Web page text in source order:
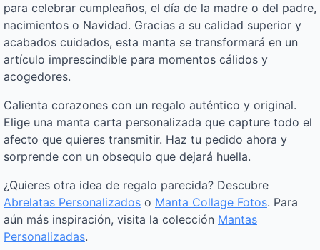
para celebrar cumpleaños, el día de la madre o del padre,
nacimientos o Navidad. Gracias a su calidad superior y
acabados cuidados, esta manta se transformará en un
artículo imprescindible para momentos cálidos y
acogedores.
Calienta corazones con un regalo auténtico y original.
Elige una manta carta personalizada que capture todo el
afecto que quieres transmitir. Haz tu pedido ahora y
sorprende con un obsequio que dejará huella.
¿Quieres otra idea de regalo parecida? Descubre
Abrelatas Personalizados o Manta Collage Fotos. Para
aún más inspiración, visita la colección Mantas
Personalizadas.